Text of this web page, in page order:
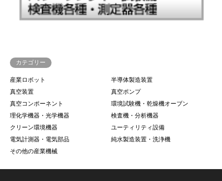
カテゴリー
産業ロボット
半導体製造装置
真空装置
真空ポンプ
真空コンポーネント
環境試験機・乾燥機オーブン
理化学機器・光学機器
検査機・分析機器
クリーン環境機器
ユーティリティ設備
電気計測器・電気部品
純水製造装置・洗浄機
その他の産業機械